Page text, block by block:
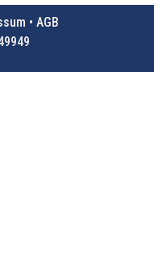
• AGB